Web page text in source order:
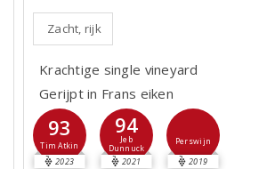
Zacht, rijk
Krachtige single vineyard
Gerijpt in Frans eiken
93
Tim Atkin
2023
94
Jeb
Dunnuck
2021
Perswijn
2019